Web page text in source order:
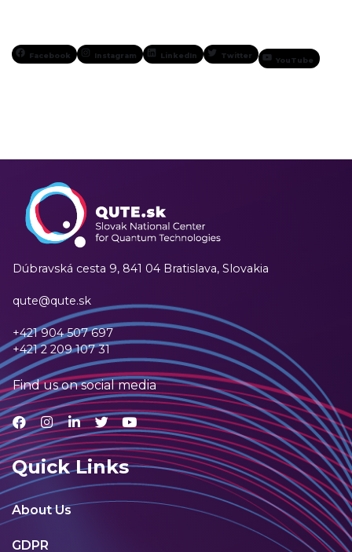
Facebook Instagram LinkedIn Twitter YouTube
Dúbravská cesta 9, 841 04 Bratislava, Slovakia
qute@qute.sk
+421 904 507 697
+421 2 209 107 31
Find us on social media
Quick Links
About Us
GDPR